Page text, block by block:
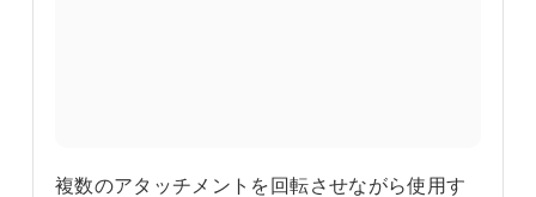
複数のアタッチメントを回転させながら使用す